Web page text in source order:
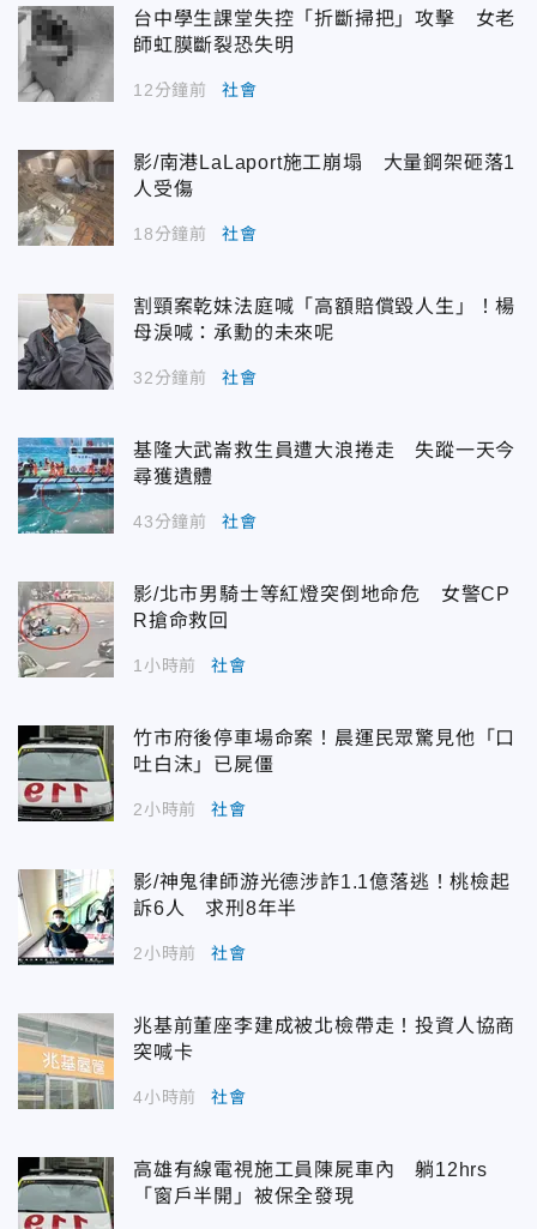
台中學生課堂失控「折斷掃把」攻擊 女老
師虹膜斷裂恐失明
12分鐘前 社會
影/南港LaLaport施工崩塌 大量鋼架砸落1
人受傷
18分鐘前 社會
割頸案乾妹法庭喊「高額賠償毀人生」！楊
母淚喊：承勳的未來呢
32分鐘前 社會
基隆大武崙救生員遭大浪捲走 失蹤一天今
尋獲遺體
43分鐘前 社會
影/北市男騎士等紅燈突倒地命危 女警CP
R搶命救回
1小時前 社會
竹市府後停車場命案！晨運民眾驚見他「口
吐白沫」已屍僵
2小時前 社會
影/神鬼律師游光德涉詐1.1億落逃！桃檢起
訴6人 求刑8年半
2小時前 社會
兆基前董座李建成被北檢帶走！投資人協商
突喊卡
4小時前 社會
高雄有線電視施工員陳屍車內 躺12hrs
「窗戶半開」被保全發現